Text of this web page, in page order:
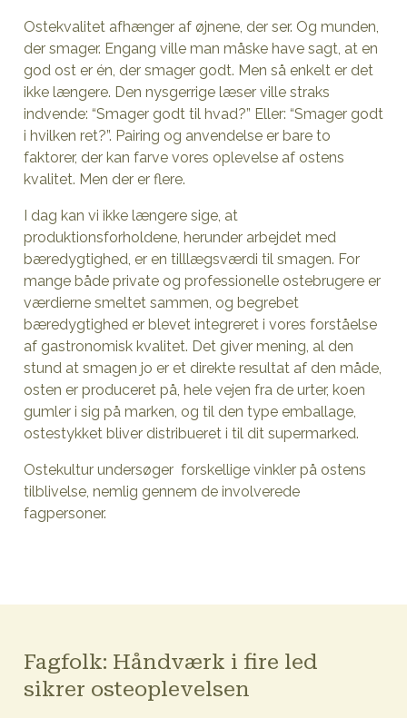
Ostekvalitet afhænger af øjnene, der ser. Og munden,
der smager. Engang ville man måske have sagt, at en
god ost er én, der smager godt. Men så enkelt er det
ikke længere. Den nysgerrige læser ville straks
indvende: “Smager godt til hvad?” Eller: “Smager godt
i hvilken ret?”. Pairing og anvendelse er bare to
faktorer, der kan farve vores oplevelse af ostens
kvalitet. Men der er flere.
I dag kan vi ikke længere sige, at
produktionsforholdene, herunder arbejdet med
bæredygtighed, er en tilllægsværdi til smagen. For
mange både private og professionelle ostebrugere er
værdierne smeltet sammen, og begrebet
bæredygtighed er blevet integreret i vores forståelse
af gastronomisk kvalitet. Det giver mening, al den
stund at smagen jo er et direkte resultat af den måde,
osten er produceret på, hele vejen fra de urter, koen
gumler i sig på marken, og til den type emballage,
ostestykket bliver distribueret i til dit supermarked.
Ostekultur undersøger forskellige vinkler på ostens
tilblivelse, nemlig gennem de involverede
fagpersoner.
Fagfolk: Håndværk i fire led
sikrer osteoplevelsen